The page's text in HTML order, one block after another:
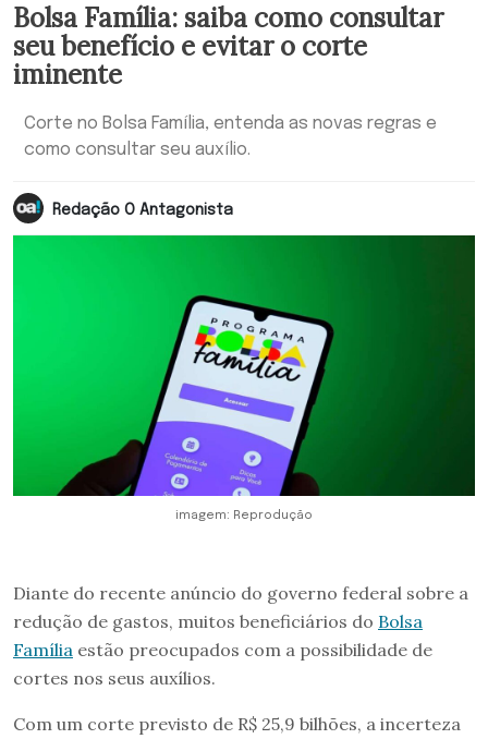
Bolsa Família: saiba como consultar
seu benefício e evitar o corte
iminente
Corte no Bolsa Família, entenda as novas regras e
como consultar seu auxílio.
Redação O Antagonista
imagem: Reprodução
Diante do recente anúncio do governo federal sobre a
redução de gastos, muitos beneficiários do Bolsa
Família estão preocupados com a possibilidade de
cortes nos seus auxílios.
Com um corte previsto de R$ 25,9 bilhões, a incerteza